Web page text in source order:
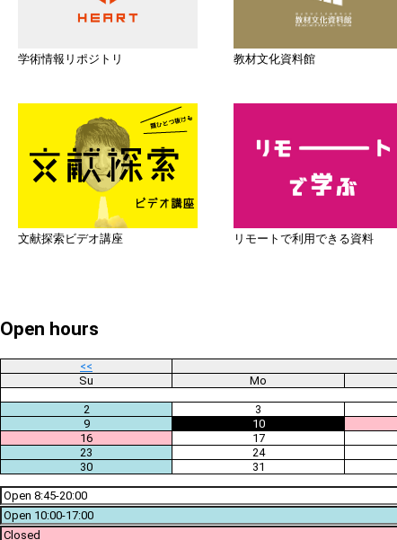
学術情報リポジトリ 教材文化資料館
文献探索ビデオ講座 リモートで利用できる資料
Open hours
<<
Su
Mo
2
3
9
10
16
17
23
24
30
31